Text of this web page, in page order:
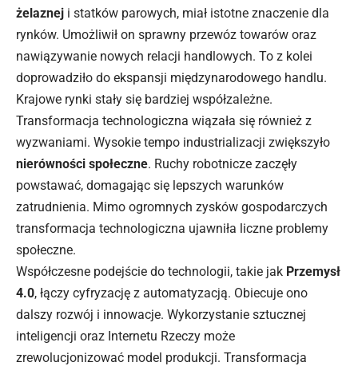
żelaznej i statków parowych, miał istotne znaczenie dla
rynków. Umożliwił on sprawny przewóz towarów oraz
nawiązywanie nowych relacji handlowych. To z kolei
doprowadziło do ekspansji międzynarodowego handlu.
Krajowe rynki stały się bardziej współzależne.
Transformacja technologiczna wiązała się również z
wyzwaniami. Wysokie tempo industrializacji zwiększyło
nierówności społeczne. Ruchy robotnicze zaczęły
powstawać, domagając się lepszych warunków
zatrudnienia. Mimo ogromnych zysków gospodarczych
transformacja technologiczna ujawniła liczne problemy
społeczne.
Współczesne podejście do technologii, takie jak Przemysł
4.0, łączy cyfryzację z automatyzacją. Obiecuje ono
dalszy rozwój i innowacje. Wykorzystanie sztucznej
inteligencji oraz Internetu Rzeczy może
zrewolucjonizować model produkcji. Transformacja